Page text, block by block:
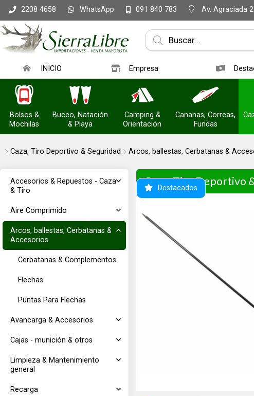
2208 4658 WhatsApp 091 840 783 Av. Agraciada
INICIO Empresa
Bolsos &
Mochilas
Buceo, Natación
& Playa
Camping &
Orientación
Cananas, Correas,
Fundas
Caza, Tiro Deportivo & Seguridad Arcos, ballestas, Cerbatanas &
Accesorios & Repuestos - Caza
& Tiro
Aire Comprimido
Arcos, ballestas, Cerbatanas &
Accesorios
Cerbatanas & Complementos
Flechas
Puntas Para Flechas
Avancarga & Accesorios
Cajas - munición & otros
Limpieza & Mantenimiento
general
Recarga
Caza, Tiro Deportivo
Destacados